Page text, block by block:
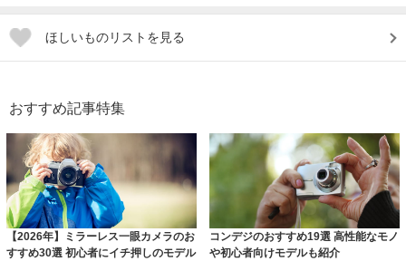
ほしいものリストを見る
おすすめ記事特集
【2026年】ミラーレス一眼カメラのお
すすめ30選 初心者にイチ押しのモデル
コンデジのおすすめ19選 高性能なモノ
や初心者向けモデルも紹介